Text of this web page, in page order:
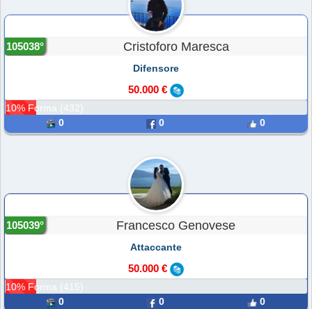
Cristoforo Maresca
105038°
Difensore
50.000 €
10% Forma (432)
0
0 0
Francesco Genovese
105039°
Attaccante
50.000 €
10% Forma (415)
0
0 0